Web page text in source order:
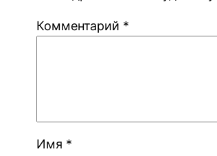
Комментарий *
Имя *